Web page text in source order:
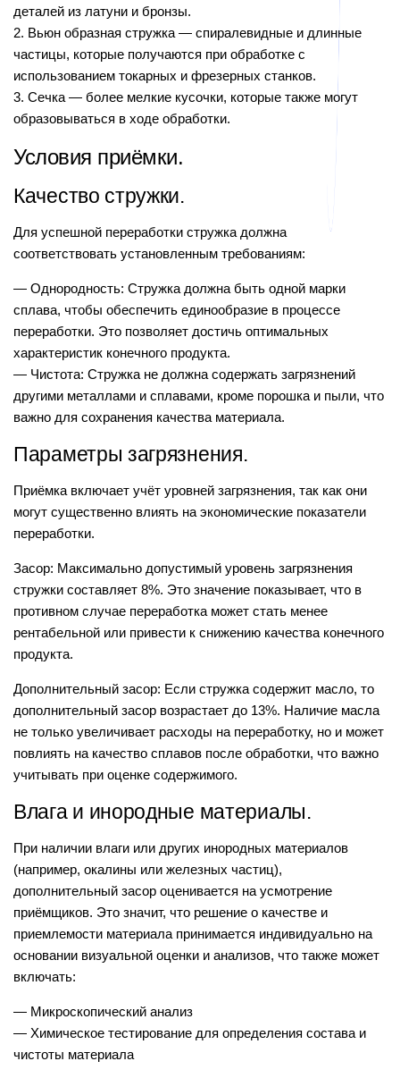
деталей из латуни и бронзы.
2. Вьюн образная стружка — спиралевидные и длинные
частицы, которые получаются при обработке с
использованием токарных и фрезерных станков.
3. Сечка — более мелкие кусочки, которые также могут
образовываться в ходе обработки.
Условия приёмки.
Качество стружки.
Для успешной переработки стружка должна
соответствовать установленным требованиям:
— Однородность: Стружка должна быть одной марки
сплава, чтобы обеспечить единообразие в процессе
переработки. Это позволяет достичь оптимальных
характеристик конечного продукта.
— Чистота: Стружка не должна содержать загрязнений
другими металлами и сплавами, кроме порошка и пыли, что
важно для сохранения качества материала.
Параметры загрязнения.
Приёмка включает учёт уровней загрязнения, так как они
могут существенно влиять на экономические показатели
переработки.
Засор: Максимально допустимый уровень загрязнения
стружки составляет 8%. Это значение показывает, что в
противном случае переработка может стать менее
рентабельной или привести к снижению качества конечного
продукта.
Дополнительный засор: Если стружка содержит масло, то
дополнительный засор возрастает до 13%. Наличие масла
не только увеличивает расходы на переработку, но и может
повлиять на качество сплавов после обработки, что важно
учитывать при оценке содержимого.
Влага и инородные материалы.
При наличии влаги или других инородных материалов
(например, окалины или железных частиц),
дополнительный засор оценивается на усмотрение
приёмщиков. Это значит, что решение о качестве и
приемлемости материала принимается индивидуально на
основании визуальной оценки и анализов, что также может
включать:
— Микроскопический анализ
— Химическое тестирование для определения состава и
чистоты материала